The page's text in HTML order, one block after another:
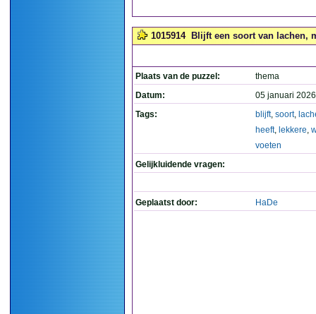
1015914 Blijft een soort van lachen,
Plaats van de puzzel:
thema
Datum:
05 januari
Tags:
blijft, soort,
heeft, lekkere,
voeten
Gelijkluidende vragen:
Geplaatst door: HaDe